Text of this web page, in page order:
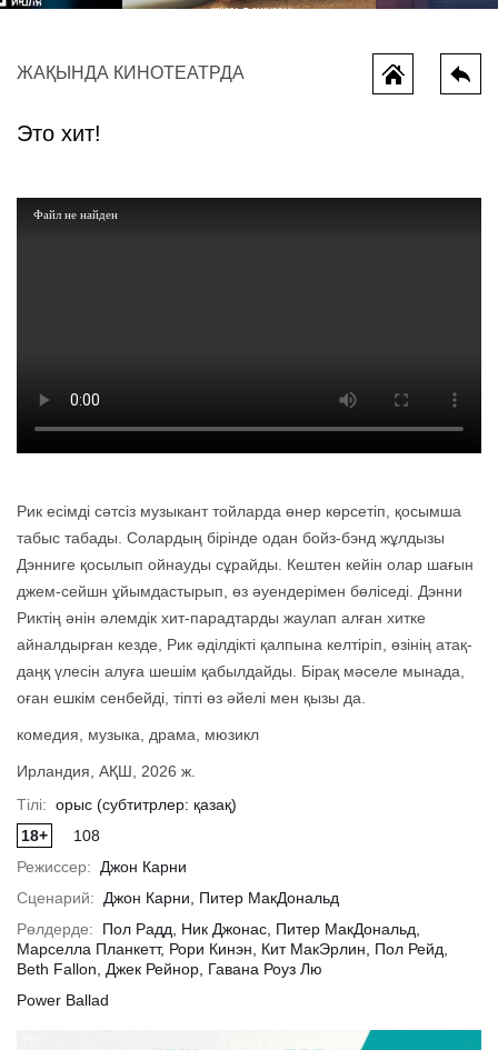
Толығырақ
ЖАҚЫНДА КИНОТЕАТРДА
Это хит!
Файл не найден
Рик есімді сәтсіз музыкант тойларда өнер көрсетіп, қосымша
табыс табады. Солардың бірінде одан бойз-бэнд жұлдызы
Дэнниге қосылып ойнауды сұрайды. Кештен кейін олар шағын
джем-сейшн ұйымдастырып, өз әуендерімен бөліседі. Дэнни
Риктің әнін әлемдік хит-парадтарды жаулап алған хитке
айналдырған кезде, Рик әділдікті қалпына келтіріп, өзінің атақ-
даңқ үлесін алуға шешім қабылдайды. Бірақ мәселе мынада,
оған ешкім сенбейді, тіпті өз әйелі мен қызы да.
комедия, музыка, драма, мюзикл
Ирландия, АҚШ, 2026 ж.
Тілі: орыс (субтитрлер: қазақ)
18+
108
Режиссер:
Джон Карни
Сценарий:
Джон Карни, Питер МакДональд
Рөлдерде:
Пол Радд, Ник Джонас, Питер МакДональд,
Марселла Планкетт, Рори Кинэн, Кит МакЭрлин, Пол Рейд,
Beth Fallon, Джек Рейнор, Гавана Роуз Лю
Power Ballad